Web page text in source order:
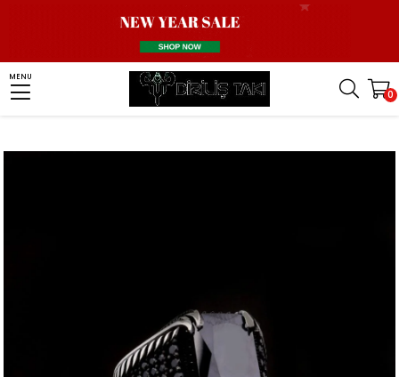
MENU
0
Men Silver Ring Stone Ring Zircon Stone Ring
Siyah Zirkon Taşlı Yanları Mikro Taş Gümüş Yüzük